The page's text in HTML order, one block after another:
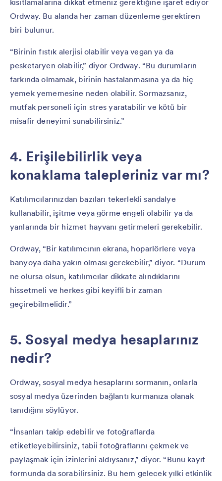
Ordway. Bu alanda her zaman düzenleme gerektiren
biri bulunur.
“Birinin fıstık alerjisi olabilir veya vegan ya da
pesketaryen olabilir,” diyor Ordway. “Bu durumların
farkında olmamak, birinin hastalanmasına ya da hiç
yemek yememesine neden olabilir. Sormazsanız,
mutfak personeli için stres yaratabilir ve kötü bir
misafir deneyimi sunabilirsiniz.”
4. Erişilebilirlik veya
konaklama talepleriniz var mı?
Katılımcılarınızdan bazıları tekerlekli sandalye
kullanabilir, işitme veya görme engeli olabilir ya da
yanlarında bir hizmet hayvanı getirmeleri gerekebilir.
Ordway, “Bir katılımcının ekrana, hoparlörlere veya
banyoya daha yakın olması gerekebilir,” diyor. “Durum
ne olursa olsun, katılımcılar dikkate alındıklarını
hissetmeli ve herkes gibi keyifli bir zaman
geçirebilmelidir.”
5. Sosyal medya hesaplarınız
nedir?
Ordway, sosyal medya hesaplarını sormanın, onlarla
sosyal medya üzerinden bağlantı kurmanıza olanak
tanıdığını söylüyor.
“İnsanları takip edebilir ve fotoğraflarda
etiketleyebilirsiniz, tabii fotoğraflarını çekmek ve
paylaşmak için izinlerini aldıysanız,” diyor. “Bunu kayıt
formunda da sorabilirsiniz. Bu hem gelecek yılki etkinlik